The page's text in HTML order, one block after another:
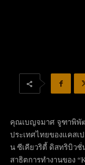
คุณเบญจมาศ จูฑาพิพัฒ
ประเทศไทยของแคสเ
น ซีเคียวริตี้ ดิสทริบิว
สาธิตการทำงานของ